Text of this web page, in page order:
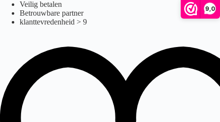
9,0
dx10
naar
Veilig betalen
Betrouwbare partner
klanttevredenheid > 9